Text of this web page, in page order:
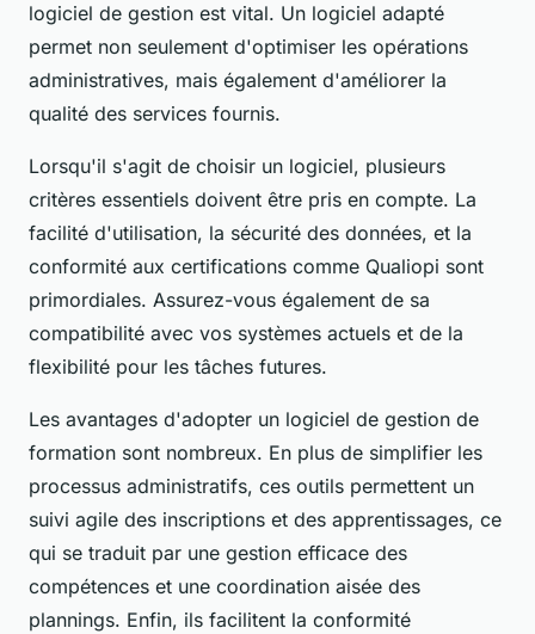
logiciel de gestion est vital. Un logiciel adapté
permet non seulement d'optimiser les opérations
administratives, mais également d'améliorer la
qualité des services fournis.
Lorsqu'il s'agit de choisir un logiciel, plusieurs
critères essentiels doivent être pris en compte. La
facilité d'utilisation, la sécurité des données, et la
conformité aux certifications comme Qualiopi sont
primordiales. Assurez-vous également de sa
compatibilité avec vos systèmes actuels et de la
flexibilité pour les tâches futures.
Les avantages d'adopter un logiciel de gestion de
formation sont nombreux. En plus de simplifier les
processus administratifs, ces outils permettent un
suivi agile des inscriptions et des apprentissages, ce
qui se traduit par une gestion efficace des
compétences et une coordination aisée des
plannings. Enfin, ils facilitent la conformité